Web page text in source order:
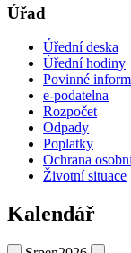
Úřad
Úřední deska
Úřední hodiny
Povinné
e-podatelna
Rozpočet
Odpady
Poplatky
Ochrana
Životní situace
Kalendář